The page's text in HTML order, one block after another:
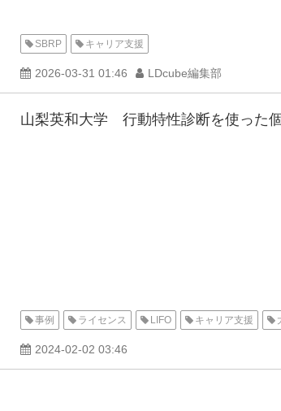
SBRP キャリア支援
2026-03-31 01:46 LDcube編集部
山梨英和大学 行動特性診断を使った
事例 ライセンス LIFO キャリア支援
2024-02-02 03:46